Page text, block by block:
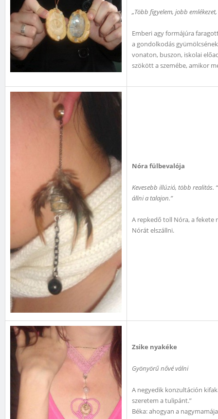
„Több figyelem, jobb
Emberi agy formájúra
a gondolkodás
vonaton, buszon, iskolai
szökött a szemébe, amikor
Nóra fülbevalója
Kevesebb illúzió, több
állni a talajon.”
A repkedő toll Nóra, a fekete
Nórát elszállni.
Zsike nyakéke
Gyönyörű nővé válni
A negyedik konzultáción
szeretem a tulipánt.”
Béka: ahogyan a